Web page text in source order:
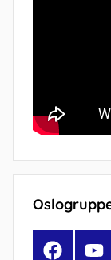
Facebook